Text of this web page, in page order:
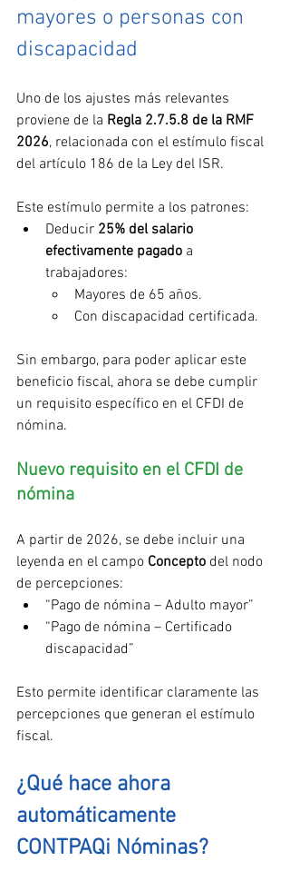
mayores o personas con
discapacidad
Uno de los ajustes más relevantes
proviene de la Regla 2.7.5.8 de la RMF
2026, relacionada con el estímulo fiscal
del artículo 186 de la Ley del ISR.
Este estímulo permite a los patrones:
Deducir 25% del salario
efectivamente pagado a
trabajadores:
Mayores de 65 años.
Con discapacidad certificada.
Sin embargo, para poder aplicar este
beneficio fiscal, ahora se debe cumplir
un requisito específico en el CFDI de
nómina.
Nuevo requisito en el CFDI de
nómina
A partir de 2026, se debe incluir una
leyenda en el campo Concepto del nodo
de percepciones:
“Pago de nómina – Adulto mayor”
“Pago de nómina – Certificado
discapacidad”
Esto permite identificar claramente las
percepciones que generan el estímulo
fiscal.
¿Qué hace ahora
automáticamente
CONTPAQi Nóminas?